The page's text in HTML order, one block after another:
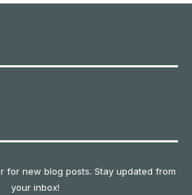
for new blog posts. Stay updated from
your inbox!